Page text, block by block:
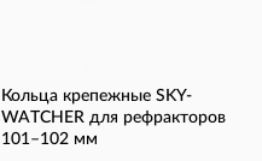
Кольца крепежные SKY-
WATCHER для рефракторов
101–102 мм